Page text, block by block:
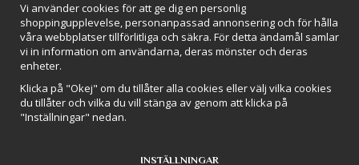
Följ oss på Instagram!
BETALSÄTT
Hos Kryddlandet handlar du tryggt & säkert - och betalar enkelt med
kort, Klarna eller swish!
Vi använder cookies för att ge dig en personlig
shoppingupplevelse, personanpassad annonsering och för hålla
våra webbplatser tillförlitliga och säkra. För detta ändamål samlar
vi in information om användarna, deras mönster och deras
enheter.
Klicka på "Okej" om du tillåter alla cookies eller välj vilka cookies
du tillåter och vilka du vill stänga av genom att klicka på
"Inställningar" nedan.
INSTÄLLNINGAR